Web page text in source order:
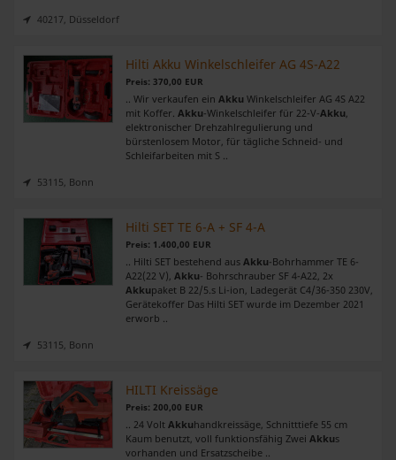
40217, Düsseldorf
Hilti Akku Winkelschleifer AG 4S-A22
Preis: 370,00 EUR
.. Wir verkaufen ein Akku Winkelschleifer AG 4S A22
mit Koffer. Akku-Winkelschleifer für 22-V-Akku
elektronischer Drehzahlregulierung und
bürstenlosem Motor, für tägliche Schneid- und
Schleifarbeiten mit S ..
53115, Bonn
Hilti SET TE 6-A + SF 4-A
Preis: 1.400,00 EUR
.. Hilti SET bestehend aus Akku-Bohrhammer TE 6-
A22(22 V), Akku- Bohrschrauber SF 4-A22, 2x
Akkupaket B 22/5.s Li-ion, Ladegerät C4/36-350 230V,
Gerätekoffer Das Hilti SET wurde im Dezember 2021
erworb ..
53115, Bonn
HILTI Kreissäge
Preis: 200,00 EUR
.. 24 Volt Akkuhandkreissäge, Schnitttiefe 55 cm
Kaum benutzt, voll funktionsfähig Zwei Akkus
vorhanden und Ersatzscheibe ..